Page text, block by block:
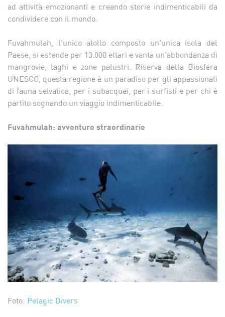
ad attività emozionanti e creando storie indimenticabili da
condividere con il mondo.
Fuvahmulah, l'unico atollo composto un'unica isola del
Paese, si estende per 13.000 ettari e vanta un'abbondanza di
mangrovie, laghi e zone palustri. Riserva della Biosfera
UNESCO, questa regione è un paradiso per gli appassionati
di fauna selvatica, per i subacquei, per i surfisti e per chi è
partito sognando un viaggio indimenticabile.
Fuvahmulah: avventure straordinarie
Foto: Pelagic Divers